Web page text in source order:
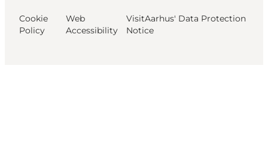
Cookie
Policy
Web
Accessibility
VisitAarhus' Data Protection
Notice